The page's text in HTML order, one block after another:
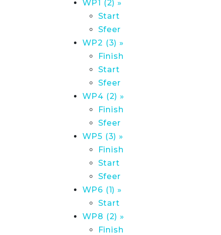
WP1 (2) »
Start
Sfeer
WP2 (3) »
Finish
Start
Sfeer
WP4 (2) »
Finish
Sfeer
WP5 (3) »
Finish
Start
Sfeer
WP6 (1) »
Start
WP8 (2) »
Finish